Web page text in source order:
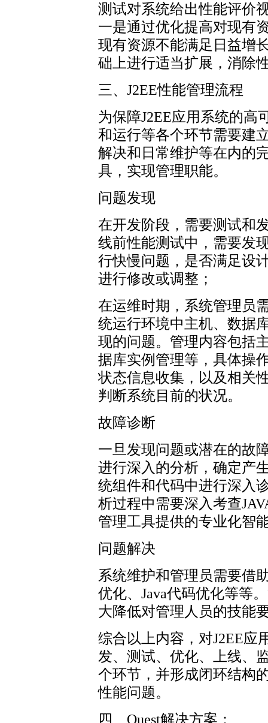
测试对系统给出性能评价
一是通过优化提高对现有
现有资源不能满足日益增
础上进行适当扩展，消除
三、J2EE性能管理流程
为保障J2EE应用系统的高
和运行等各个环节需要建
解决和日常维护等在内的
具，实现管理职能。
问题发现
在开发阶段，需要测试和
线前性能测试中，需要发
行快慢问题，是否满足设
进行修改或调整；
在运维时期，系统管理员
统运行环境中主机、数据
现的问题。管理内容包括
据库实例管理等，具体操
状态信息收集，以及相关
判断系统目前的状况。
故障诊断
一旦发现问题或潜在的故
进行深入的分析，确定产
统组件和代码中进行深入
析过程中需要深入考查
管理工具提供的专业化智
问题解决
系统维护和管理员需要借
优化、Java代码优化等等
大降低对管理人员的技能
综合以上内容，对J2EE应
发、测试、优化、上线、
个环节，并形成闭环结构
性能问题。
四、Quest解决方案：